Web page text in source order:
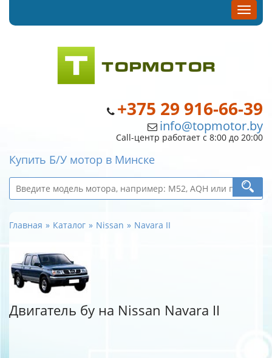
+375 29 916-66-39
info@topmotor.by
Call-центр работает с 8:00 до 20:00
Купить Б/У мотор в Минске
Главная Каталог Nissan Navara II
Двигатель бу на Nissan Navara II